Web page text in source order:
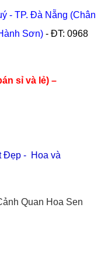
- TP. Đà Nẵng (Chân
Sơn) - ĐT: 0968
sỉ và lẻ) –
Đẹp - Hoa và
Quan Hoa Sen